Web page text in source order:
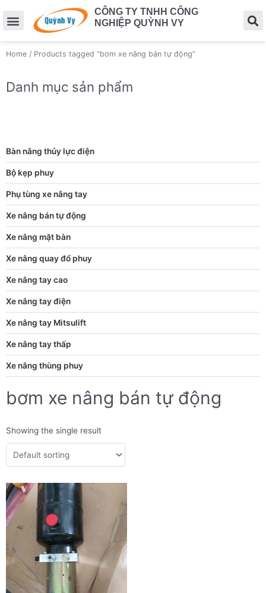
CÔNG TY TNHH CÔNG
NGHIỆP QUỲNH VY
Home / Products tagged “bơm xe nâng bán tự động”
Danh mục sản phẩm
Bàn nâng thủy lực điện
Bộ kẹp phuy
Phụ tùng xe nâng tay
Xe nâng bán tự động
Xe nâng mặt bàn
Xe nâng quay đổ phuy
Xe nâng tay cao
Xe nâng tay điện
Xe nâng tay Mitsulift
Xe nâng tay thấp
Xe nâng thùng phuy
bơm xe nâng bán tự động
Showing the single result